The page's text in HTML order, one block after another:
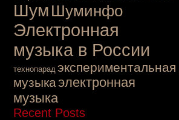
Шум Шуминфо
Электронная
музыка в России
технопарад экспериментальная
музыкаэлектронная
музыка
Recent Posts